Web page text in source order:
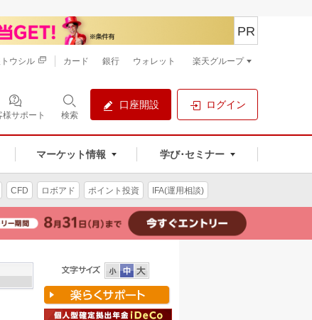
様サポート 検索
口座開設 ログイン
マーケット情報 学び･セミナー
PR
ウシル カード 銀行 ウォレット 楽天グループ
CFD ロボアド ポイント投資 IFA(運用相談)